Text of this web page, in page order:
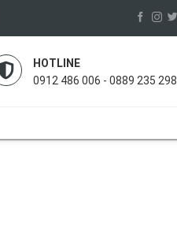
HOTLINE
0912 486 006 - 0889 235 298